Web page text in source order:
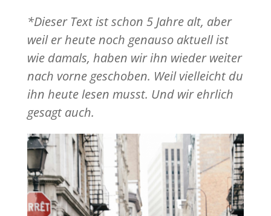
*Dieser Text ist schon 5 Jahre alt, aber
weil er heute noch genauso aktuell ist
wie damals, haben wir ihn wieder weiter
nach vorne geschoben. Weil vielleicht du
ihn heute lesen musst. Und wir ehrlich
gesagt auch.